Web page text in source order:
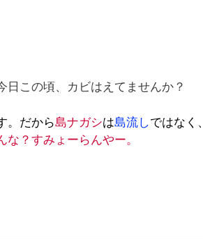
この頃、カビはえてませんか？
。だから島ナガシは島流しではなく、
？すみょーらんやー。